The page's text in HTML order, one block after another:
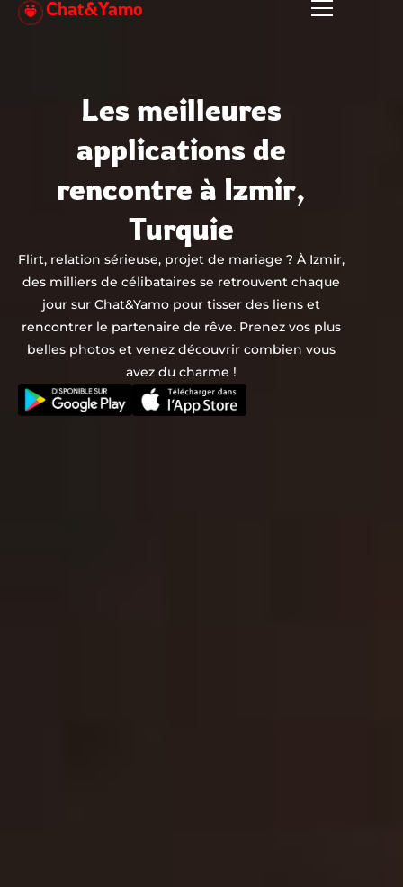
Aller
Chat&Yamo
Les meilleures
applications de
rencontre à Izmir,
Turquie
Flirt, relation sérieuse, projet de mariage ? À Izmir,
des milliers de célibataires se retrouvent chaque
jour sur Chat&Yamo pour tisser des liens et
rencontrer le partenaire de rêve. Prenez vos plus
belles photos et venez découvrir combien vous
avez du charme !